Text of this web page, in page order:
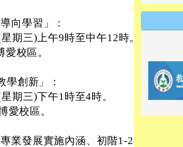
向學習」：
期三)上午9時至中午12時。
校區。
學創新」：
期三)下午1時至4時。
愛校區。
業發展實施內涵、初階1-2教